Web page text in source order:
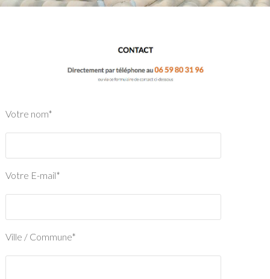
Votre nom*
Votre E-mail*
Ville / Commune*